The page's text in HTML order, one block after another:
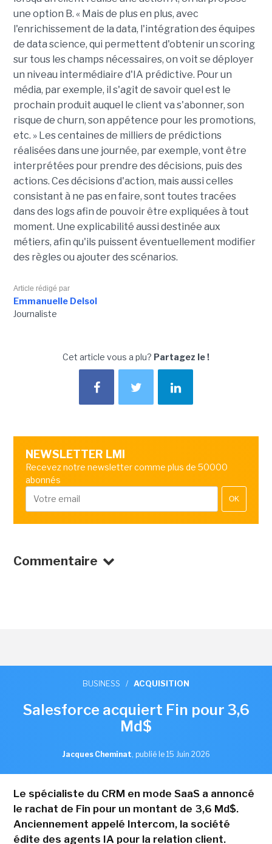
une option B. « Mais de plus en plus, avec
l'enrichissement de la data, l'intégration des équipes
de data science, qui permettent d'obtenir un scoring
sur tous les champs nécessaires, on voit se déployer
un niveau intermédiaire d'IA prédictive. Pour un
média, par exemple, il s'agit de savoir quel est le
prochain produit auquel le client va s'abonner, son
risque de churn, son appétence pour les promotions,
etc. » Les centaines de milliers de prédictions
réalisées dans une journée, par exemple, vont être
interprétées pour prendre des décisions, puis des
actions. Ces décisions d'action, mais aussi celles
consistant à ne pas en faire, sont toutes tracées
dans des logs afin de pouvoir être expliquées à tout
moment. Une explicabilité aussi destinée aux
métiers, afin qu'ils puissent éventuellement modifier
des règles ou ajouter des scénarios.
Article rédigé par
Emmanuelle Delsol
Journaliste
Cet article vous a plu? Partagez le !
NEWSLETTER LMI
Recevez notre newsletter comme plus de 50000
abonnés
OK
Commentaire
BUSINESS / ACQUISITION
Salesforce acquiert Fin pour 3,6
Md$
Jacques Cheminat, publié le 15 Juin 2026
Le spécialiste du CRM en mode SaaS a annoncé
le rachat de Fin pour un montant de 3,6 Md$.
Anciennement appelé Intercom, la société
édite des agents IA pour la relation client.